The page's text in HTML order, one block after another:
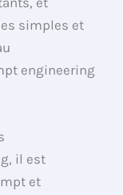
simples et
engineering
il est
et